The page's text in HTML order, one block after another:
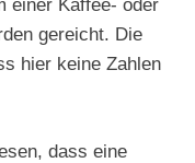
einer Kaffee- oder
gereicht. Die
hier keine Zahlen
dass eine